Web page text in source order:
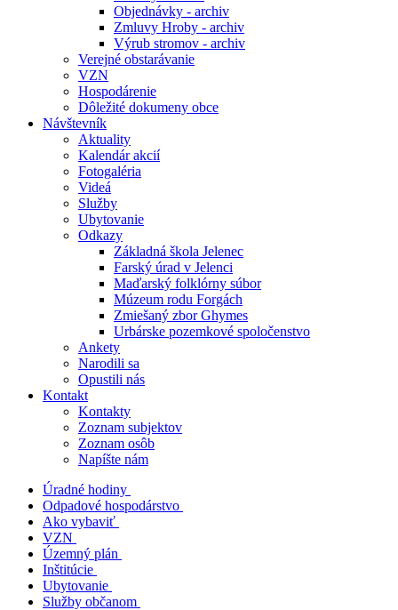
Objednávky - archiv
Zmluvy Hroby - archiv
Výrub stromov - archiv
Verejné obstarávanie
VZN
Hospodárenie
Dôležité dokumeny obce
Návštevník
Aktuality
Kalendár akcií
Fotogaléria
Videá
Služby
Ubytovanie
Odkazy
Základná škola Jelenec
Farský úrad v Jelenci
Maďarský folklórny súbor
Múzeum rodu Forgách
Zmiešaný zbor Ghymes
Urbárske pozemkové spoločenstvo
Ankety
Narodili sa
Opustili nás
Kontakt
Kontakty
Zoznam subjektov
Zoznam osôb
Napíšte nám
Úradné hodiny
Odpadové hospodárstvo
Ako vybaviť
VZN
Územný plán
Inštitúcie
Ubytovanie
Služby občanom